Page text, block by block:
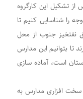
تشکیل این کارگروه
را شناسایی کنیم تا
نفتخیز جنوب از محل
تا بتوانیم این مدارس
است، آماده سازی
سخت افزاری مدارس به